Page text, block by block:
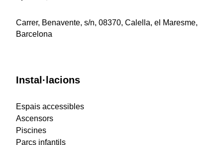
Carrer, Benavente, s/n, 08370, Calella, el Maresme,
Barcelona
Instal·lacions
Espais accessibles
Ascensors
Piscines
Parcs infantils